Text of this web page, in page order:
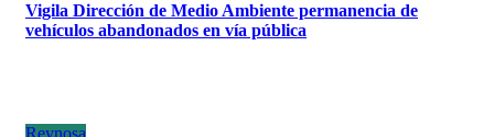
Vigila Dirección de Medio Ambiente permanencia de
vehículos abandonados en vía pública
Reynosa